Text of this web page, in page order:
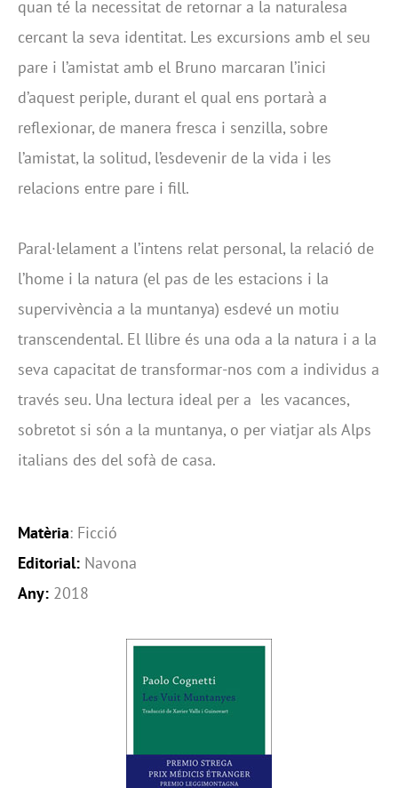
quan té la necessitat de retornar a la naturalesa
cercant la seva identitat. Les excursions amb el seu
pare i l’amistat amb el Bruno marcaran l’inici
d’aquest periple, durant el qual ens portarà a
reflexionar, de manera fresca i senzilla, sobre
l’amistat, la solitud, l’esdevenir de la vida i les
relacions entre pare i fill.
Paral·lelament a l’intens relat personal, la relació de
l’home i la natura (el pas de les estacions i la
supervivència a la muntanya) esdevé un motiu
transcendental. El llibre és una oda a la natura i a la
seva capacitat de transformar-nos com a individus a
través seu. Una lectura ideal per a les vacances,
sobretot si són a la muntanya, o per viatjar als Alps
italians des del sofà de casa.
Matèria: Ficció
Editorial: Navona
Any: 2018